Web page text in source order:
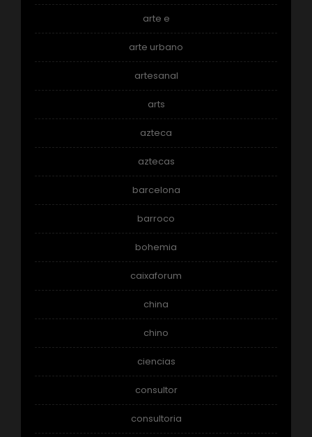
arte e
arte urbano
artesanal
arts
azteca
aztecas
barcelona
barroco
bohemia
caixaforum
china
chino
ciencias
consultor
consultoria